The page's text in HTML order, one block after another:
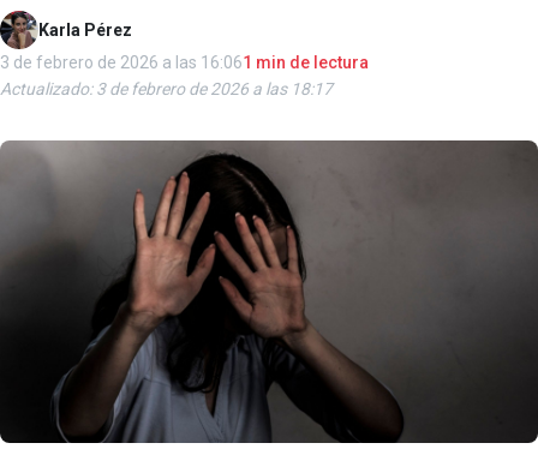
Karla Pérez
3 de febrero de 2026 a las 16:061 min de lectura
Actualizado: 3 de febrero de 2026 a las 18:17